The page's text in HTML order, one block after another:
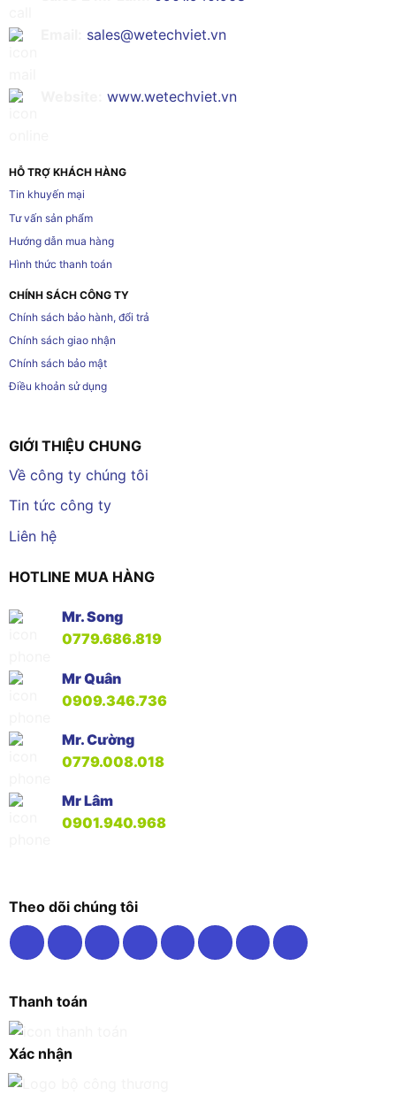
sales@wetechviet.vn
www.wetechviet.vn
HỖ TRỢ KHÁCH HÀNG
Tin khuyến mại
Tư vấn sản phẩm
Hướng dẫn mua hàng
Hình thức thanh toán
CHÍNH SÁCH CÔNG TY
Chính sách bảo hành, đổi trả
Chính sách giao nhận
Chính sách bảo mật
Điều khoản sử dụng
GIỚI THIỆU CHUNG
Về công ty chúng tôi
Tin tức công ty
Liên hệ
HOTLINE MUA HÀNG
Mr. Song
0779.686.819
Mr Quân
0909.346.736
Mr. Cường
0779.008.018
Mr Lâm
0901.940.968
Theo dõi chúng tôi
Thanh toán
Xác nhận